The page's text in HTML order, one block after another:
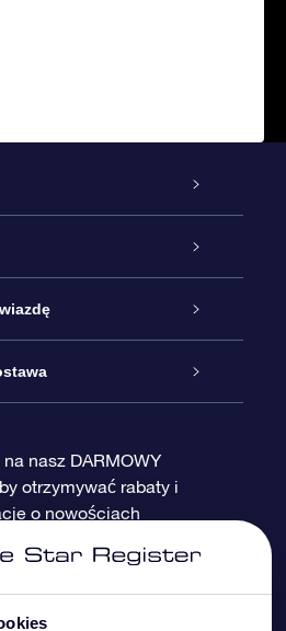
Online
OSR
OSR
Strona Gwiazdy
Ekranu OSR
nasz DARMOWY
otrzymywać rabaty i
o nowościach